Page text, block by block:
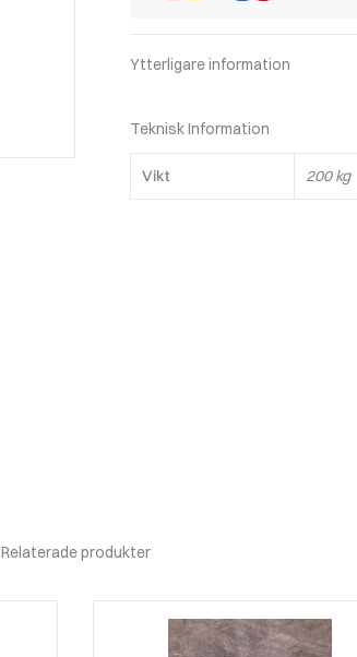
Ytterligare information
Teknisk Information
Vikt 200 kg
Relaterade produkter